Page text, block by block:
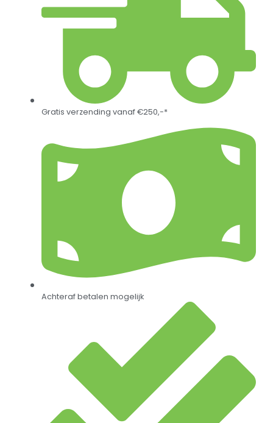
Gratis verzending vanaf €250,-*
Achteraf betalen mogelijk